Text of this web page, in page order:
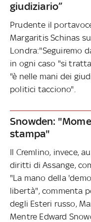
giudiziario”
Prudente il
Margaritis Schinas
Londra:"Seguiremo
in ogni caso "si
"è nelle mani dei
politici tacciono".
Snowden:
stampa"
Il Cremlino, invece,
diritti di Assange,
"La mano della
libertà", commenta
degli Esteri russo,
Mentre Edward